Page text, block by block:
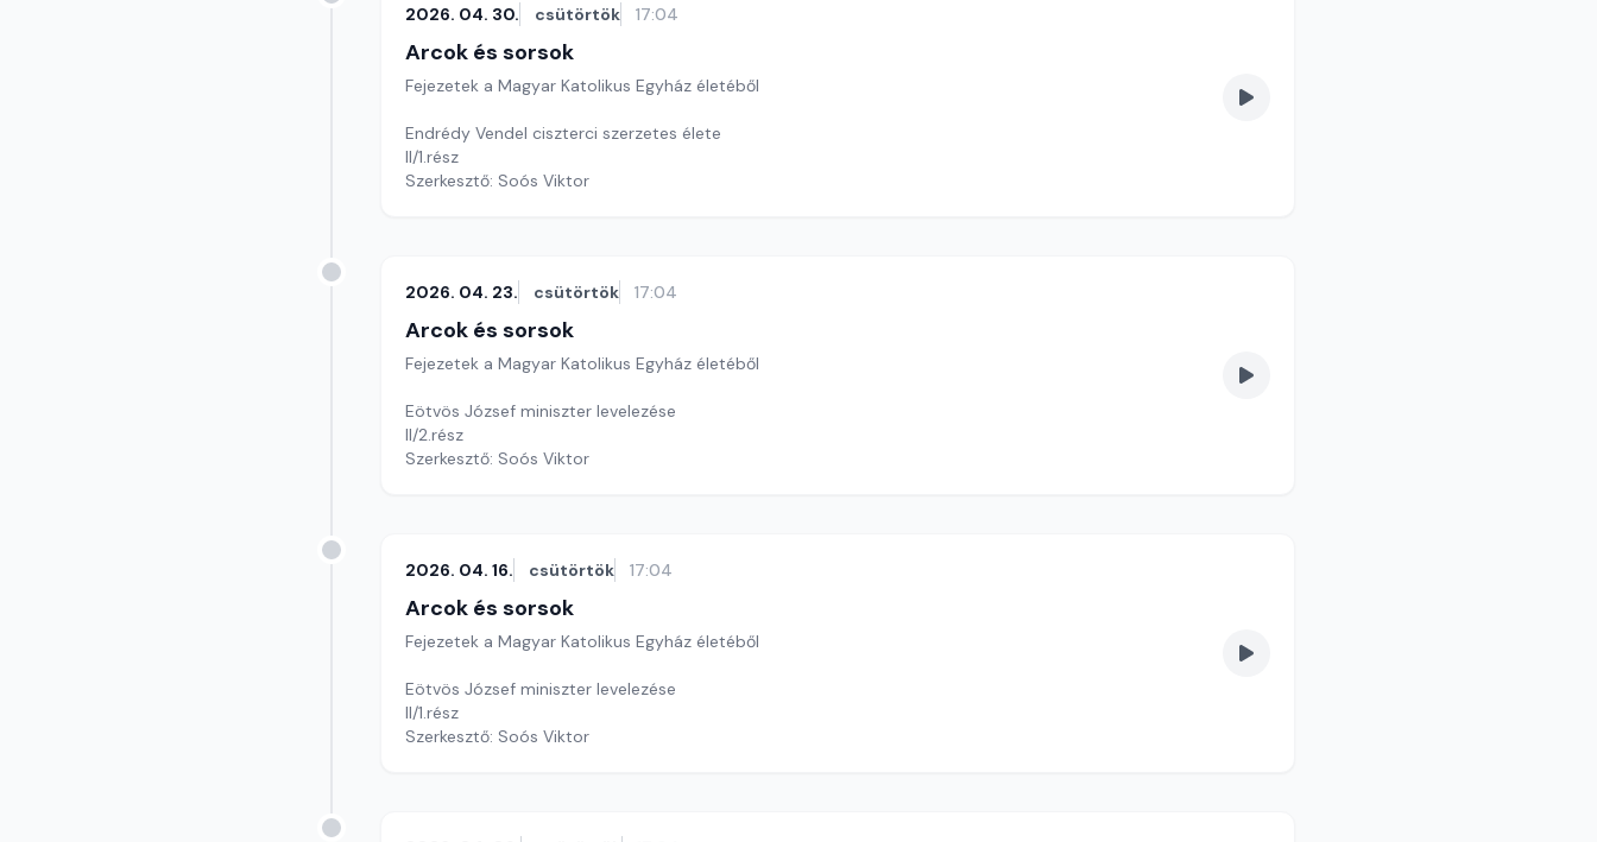
2026. 04. 30. csütörtök 17:04
Arcok és sorsok
Fejezetek a Magyar Katolikus Egyház életéből
Endrédy Vendel ciszterci szerzetes élete
II/1.rész
Szerkesztő: Soós Viktor
2026. 04. 23. csütörtök 17:04
Arcok és sorsok
Fejezetek a Magyar Katolikus Egyház életéből
Eötvös József miniszter levelezése
II/2.rész
Szerkesztő: Soós Viktor
2026. 04. 16. csütörtök 17:04
Arcok és sorsok
Fejezetek a Magyar Katolikus Egyház életéből
Eötvös József miniszter levelezése
II/1.rész
Szerkesztő: Soós Viktor